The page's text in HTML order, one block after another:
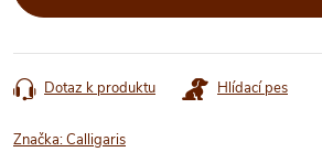
Dotaz k produktu Hlídací pes
Značka:Calligaris